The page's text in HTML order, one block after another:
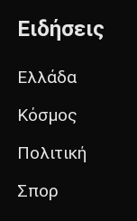
Ειδήσεις
Ελλάδα
Κόσμος
Πολιτική
Σπορ